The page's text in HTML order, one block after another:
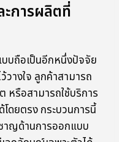
การผลิตที่
บถือเป็นอีกหนึ่งปัจจัย
วางใจ ลูกค้าสามารถ
หรือสามารถใช้บริการ
ดยตรง กระบวนการนี้
าญด้านการออกแบบ